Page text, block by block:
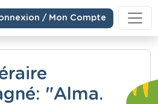
/ Mon Compte
"Alma.